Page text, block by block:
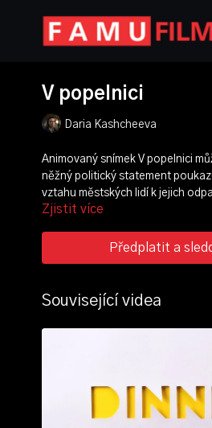
V popelnici
Daria Kashcheeva
Animovaný snímek V popelnici
něžný politický statement
vztahu městských lidí k jejich
filmovou básní o kráse, kterou
režie, scénář, kamera, střih, zvuk:
ročník: 2.
cvičení: blackout
rok výroby: 2017
Zjistit více
Předplatit a
Související videa